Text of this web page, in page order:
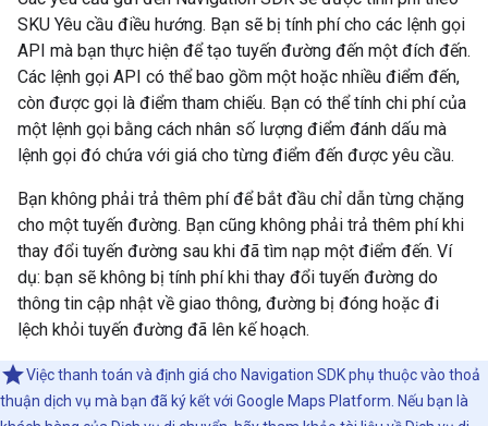
SKU Yêu cầu điều hướng. Bạn sẽ bị tính phí cho các lệnh gọi
API mà bạn thực hiện để tạo tuyến đường đến một đích đến.
Các lệnh gọi API có thể bao gồm một hoặc nhiều điểm đến,
còn được gọi là điểm tham chiếu. Bạn có thể tính chi phí của
một lệnh gọi bằng cách nhân số lượng điểm đánh dấu mà
lệnh gọi đó chứa với giá cho từng điểm đến được yêu cầu.
Bạn không phải trả thêm phí để bắt đầu chỉ dẫn từng chặng
cho một tuyến đường. Bạn cũng không phải trả thêm phí khi
thay đổi tuyến đường sau khi đã tìm nạp một điểm đến. Ví
dụ: bạn sẽ không bị tính phí khi thay đổi tuyến đường do
thông tin cập nhật về giao thông, đường bị đóng hoặc đi
lệch khỏi tuyến đường đã lên kế hoạch.
Việc thanh toán và định giá cho Navigation SDK phụ thuộc vào thoả
thuận dịch vụ mà bạn đã ký kết với Google Maps Platform. Nếu bạn là